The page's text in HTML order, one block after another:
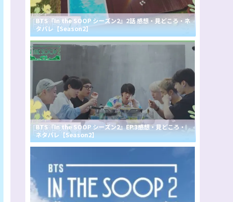
BTS『In the SOOP シーズン2』2話 感想・見どころ・ネ
タバレ【Season2】
BTS『In the SOOP シーズン2』EP.3感想・見どころ・
ネタバレ【Season2】